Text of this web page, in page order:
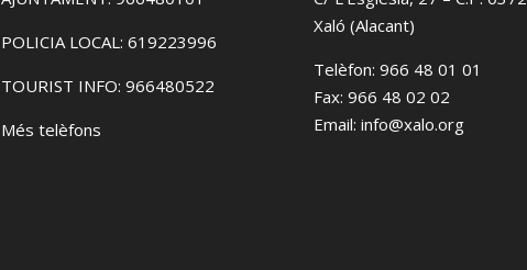
POLICIA LOCAL: 619223996
TOURIST INFO: 966480522
Més telèfons
Xaló (Alacant)
Telèfon: 966 48 01 01
Fax: 966 48 02 02
Email: info@xalo.org